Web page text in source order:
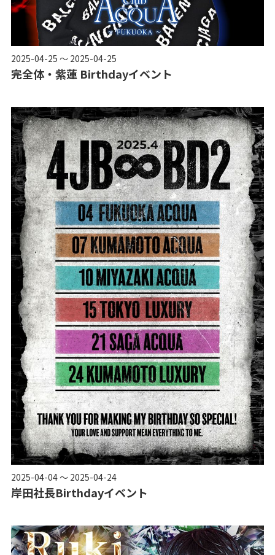
2025-04-25 ～ 2025-04-25
完全体・紫蓮 Birthdayイベント
2025-04-04 ～ 2025-04-24
岸田社長Birthdayイベント